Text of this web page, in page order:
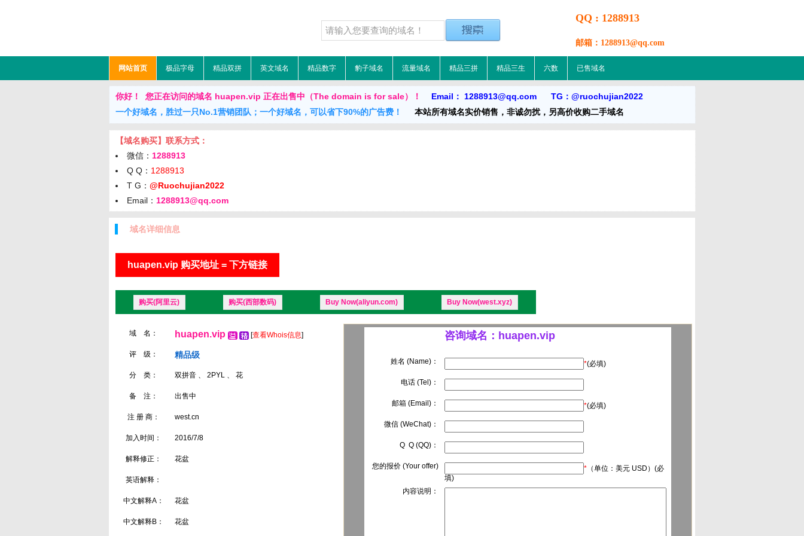
QQ : 1288913
邮箱：1288913@qq.com
网站首页 极品字母 精品双拼 英文域名 精品数字 豹子域名 流量域名 精品三拼 精品三生 六数 已售域名
你好！ 您正在访问的域名 huapen.vip 正在出售中（The domain is for sale）！
Email： 1288913@qq.com TG：@ruochujian2022
一个好域名，胜过一只No.1营销团队；一个好域名，可以省下90%的广告费！
本站所有域名实价销售，非诚勿扰，另高价收购二手域名
【域名购买】联系方式：
微信： 1288913
Q Q： 1288913
T G： @Ruochujian2022
Email： 1288913@qq.com
域名详细信息
huapen.vip 购买地址 = 下方链接
购买(阿里云) 购买(西部数码) Buy Now(aliyun.com) Buy Now(west.xyz)
域 名： huapen.vip [查看Whois信息]
评 级： 精品级
分 类： 双拼音 、 2PYL 、 花
备 注： 出售中
注 册 商： west.cn
加入时间： 2016/7/8
解释修正： 花盆
英语解释：
中文解释A： 花盆
中文解释B： 花盆
咨询域名：huapen.vip
姓名 (Name)： *(必填)
电话 (Tel)：
邮箱 (Email)： *(必填)
微信 (WeChat)：
Q Q (QQ)：
您的报价 (Your offer) * （单位：美元 USD）(必
填)
内容说明：